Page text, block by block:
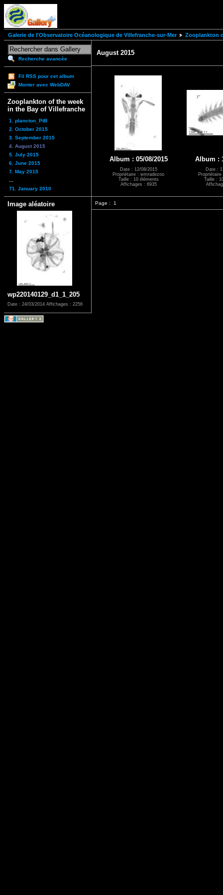
Galerie de l'Observatoire Océanologique de Villefranche-sur-Mer Zooplankton
Recherche avancée
Fil RSS pour cet album
Monter avec WebDAV
Zooplankton of the week
in the Bay of Villefranche
1. plancton_PtB
2. October 2015
3. September 2015
4. August 2015
5. July 2015
6. June 2015
7. May 2015
71. January 2010
Image aléatoire
wp220140129_d1_1_205
Date : 24/03/2014 Affichages : 2256
August 2015
Album : 05/08/2015
Date : 12/08/2015
Propriétaire : wmradezoo
Taille : 10 éléments
Affichages : 6935
Album :
Date :
Taille :
Page : 1